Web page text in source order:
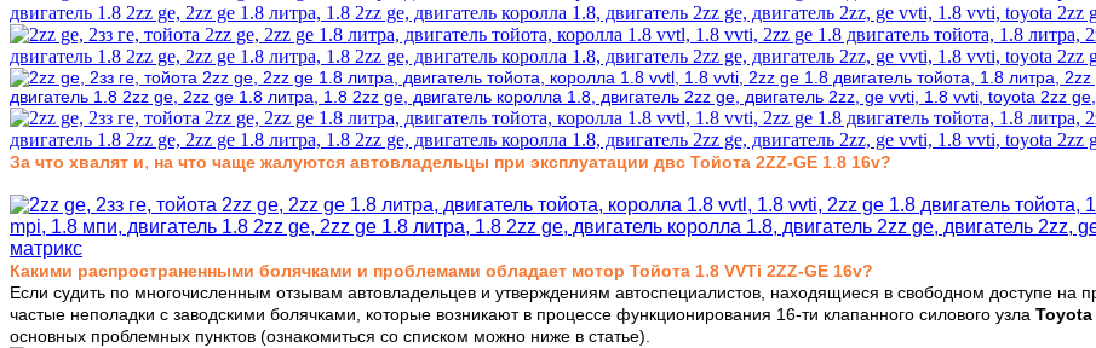
За что хвалят и, на что чаще жалуются автовладельцы при эксплуатации двс Тойота 2ZZ-GE 1 8 16v?
Какими распространенными болячками и проблемами обладает мотор Тойота 1.8 VVTi 2ZZ-GE 16v?
Если судить по многочисленным отзывам автовладельцев и утверждениям автоспециалистов, находящиеся в свободном доступе на
частые неполадки с заводскими болячками, которые возникают в процессе функционирования 16-ти клапанного силового узла Toyota
основных проблемных пунктов (ознакомиться со списком можно ниже в статье).